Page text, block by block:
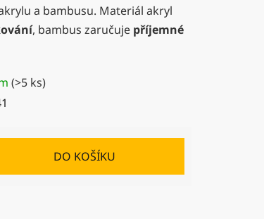
a bambusu. Materiál akryl
, bambus zaručuje příjemné
(>5 ks)
DO KOŠÍKU